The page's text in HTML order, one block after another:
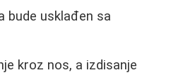
bude usklađen sa
kroz nos, a izdisanje